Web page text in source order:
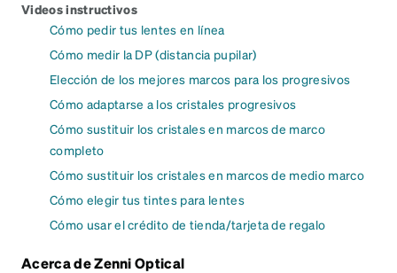
Videos instructivos
Cómo pedir tus lentes en línea
Cómo medir la DP (distancia pupilar)
Elección de los mejores marcos para los progresivos
Cómo adaptarse a los cristales progresivos
Cómo sustituir los cristales en marcos de marco
completo
Cómo sustituir los cristales en marcos de medio marco
Cómo elegir tus tintes para lentes
Cómo usar el crédito de tienda/tarjeta de regalo
Acerca de Zenni Optical